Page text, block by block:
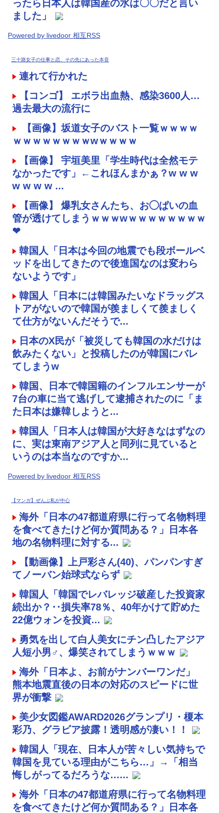
ったら日本人は韓国産の水は〇〇だと言い
ました」
Powered by livedoor 相互RSS
三十路女子の仕事と恋、その先にあった本音
連れて行かれた
【コンゴ】 エボラ出血熱、感染3600人…
過去最大の流行に
【画像】坂道女子のバスト一覧ｗｗｗｗ
ｗｗｗｗｗｗｗｗwｗｗｗｗ
【画像】 宇垣美里「学生時代は全然モテ
なかったです」←これほんまかぁ？w w w
w w w w ...
【画像】 爆乳女さんたち、お◯ぱいの血
管が透けてしまうｗｗｗwｗｗｗｗｗｗｗｗ
❤
韓国人「日本は今回の地震でも段ボールベ
ッドを出してきたので後進国なのは変わら
ないようです」
韓国人「日本には韓国みたいなドラッグス
トアがないので韓国が羨ましくて羨ましく
て仕方がないんだそうで...
日本のX民が「被災しても韓国の水だけは
飲みたくない」と投稿したのが韓国にバレ
てしまうw
韓国、日本で韓国籍のインフルエンサーが
7台の車に当て逃げして逮捕されたのに「ま
た日本は嫌韓しようと...
韓国人「日本人は韓国が大好きなはずなの
に、実は東南アジア人と同列に見ていると
いうのは本当なのですか...
Powered by livedoor 相互RSS
【マンガ】ぜんぶ私が中心
海外「日本の47都道府県に行って名物料理
を食べてきたけど何か質問ある？」日本各
地の名物料理に対する...
【動画像】上戸彩さん(40)、パンパンすぎ
てノーバン始球式ならず
韓国人「韓国でレバレッジ破産した投資家
続出か？‥損失率78％、40年かけて貯めた
22億ウォンを投資...
勇気を出して白人美女にチン凸したアジア
人短小男♂、爆笑されてしまうｗｗｗ
海外「日本よ、お前がナンバーワンだ」
熊本地震直後の日本の対応のスピードに世
界が衝撃
美少女図鑑AWARD2026グランプリ・榎本
彩乃、グラビア披露！透明感が凄い！！
韓国人「現在、日本人が苦々しい気持ちで
韓国を見ている理由がこちら…」→「相当
悔しがってるだろうな…...
海外「日本の47都道府県に行って名物料理
を食べてきたけど何か質問ある？」日本各